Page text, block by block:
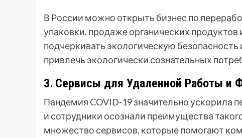
В России можно открыть бизнес по
упаковки, продаже органических
подчеркивать экологическую безопасность
привлечь экологически сознательных
3․ Сервисы для Удаленной Работы и
Пандемия COVID-19 значительно ускорила
и сотрудники осознали преимущества
множество сервисов, которые помогают